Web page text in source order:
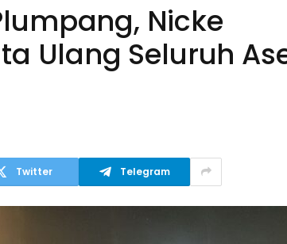
Nicke
Ulang Seluruh
Twitter Telegram